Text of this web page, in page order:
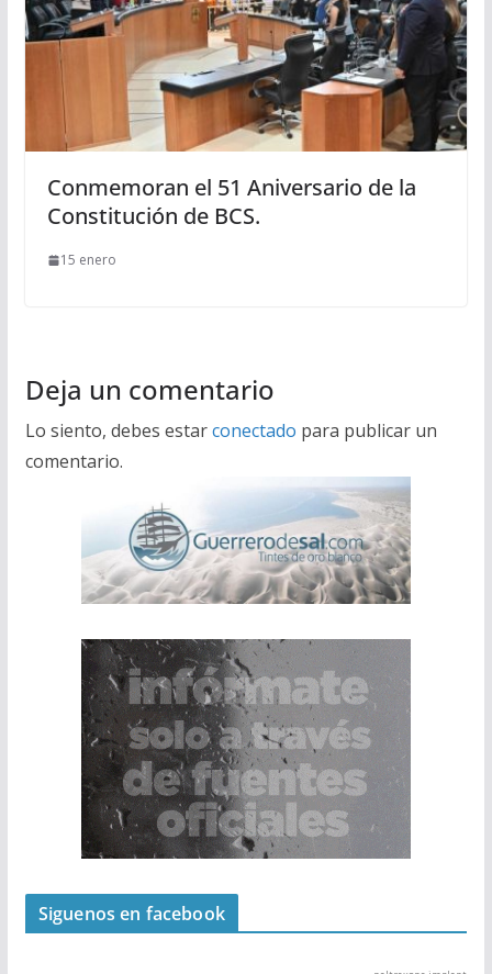
Conmemoran el 51 Aniversario de la
Constitución de BCS.
15 enero
Deja un comentario
Lo siento, debes estarconectado para publicar un
comentario.
Siguenos en facebook